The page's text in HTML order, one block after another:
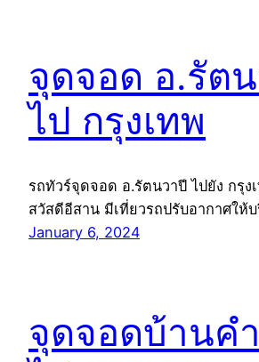
จุดจอด อ.รัต
ไป กรุงเทพ
รถทัวร์จุดจอด อ.รัตนวาปี ไปยัง กรุง
สวัสดีอีสาน มีเที่ยวรถปรับอากาศให้
January 6, 2024
จุดจอดบ้านค